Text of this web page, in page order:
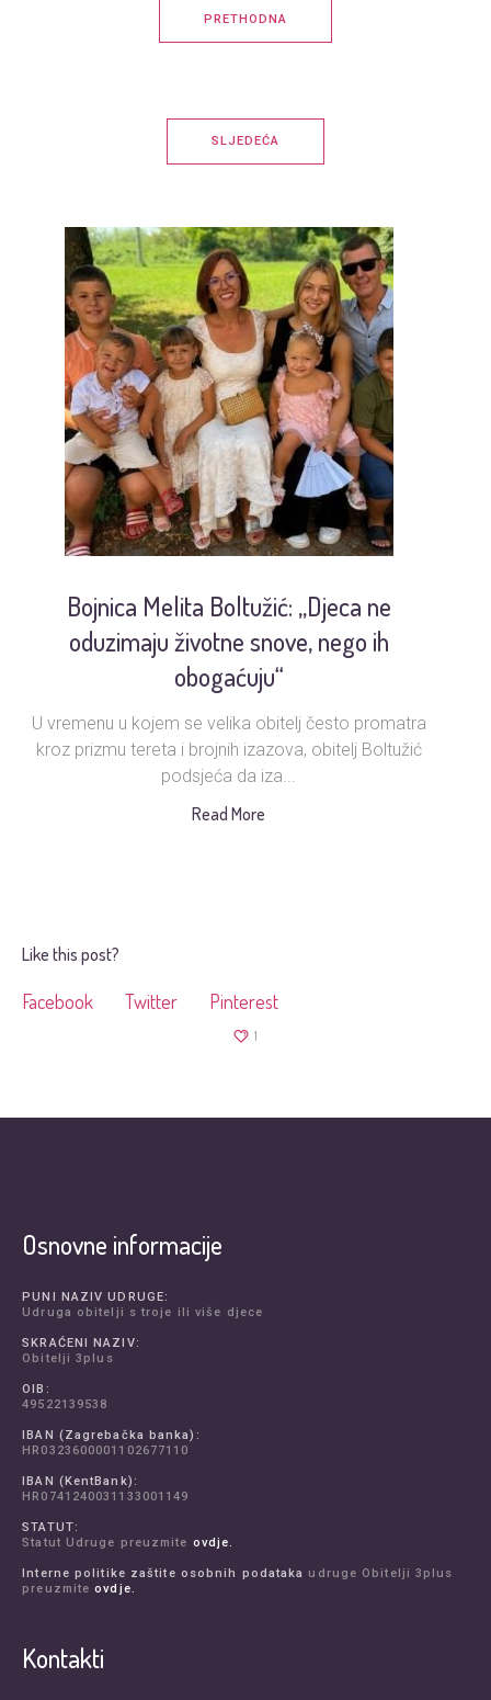
PRETHODNA
SLJEDEĆA
Bojnica Melita Boltužić: „Djeca ne
oduzimaju životne snove, nego ih
obogaćuju“
U vremenu u kojem se velika obitelj često promatra
kroz prizmu tereta i brojnih izazova, obitelj Boltužić
podsjeća da iza...
Read More
Like this post?
Facebook Twitter Pinterest
1
Osnovne informacije
PUNI NAZIV UDRUGE:
Udruga obitelji s troje ili više djece
SKRAĆENI NAZIV:
Obitelji 3plus
OIB:
49522139538
IBAN (Zagrebačka banka):
HR0323600001102677110
IBAN (KentBank):
HR0741240031133001149
STATUT:
Statut Udruge preuzmite ovdje.
Interne politike zaštite osobnih podataka udruge Obitelji 3plus
preuzmiteovdje.
Kontakti